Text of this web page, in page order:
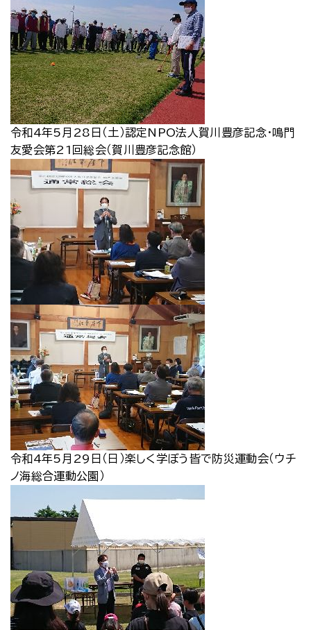
令和4年5月28日（土）認定NPO法人賀川豊彦記念・鳴門
友愛会第21回総会（賀川豊彦記念館）
令和4年5月29日（日）楽しく学ぼう皆で防災運動会（ウチ
ノ海総合運動公園）